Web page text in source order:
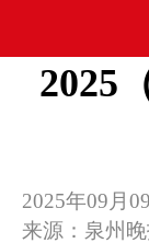
2025
2025年09月
来源：泉州